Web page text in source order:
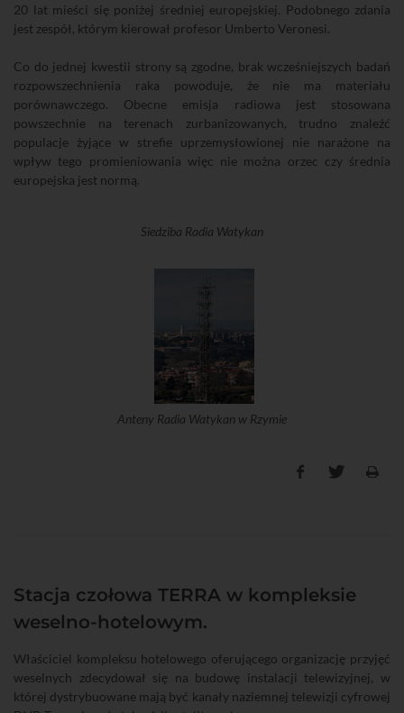
20 lat mieści się poniżej średniej europejskiej. Podobnego zdania
jest zespół, którym kierował profesor Umberto Veronesi.
Co do jednej kwestii strony są zgodne, brak wcześniejszych badań
rozpowszechnienia raka powoduje, że nie ma materiału
porównawczego. Obecne emisja radiowa jest stosowana
powszechnie na terenach zurbanizowanych, trudno znaleźć
populacje żyjące w strefie uprzemysłowionej nie narażone na
wpływ tego promieniowania więc nie można orzec czy średnia
europejska jest normą.
Siedziba Radia Watykan
Anteny Radia Watykan w Rzymie
Stacja czołowa TERRA w kompleksie
weselno-hotelowym.
Właściciel kompleksu hotelowego oferującego organizację przyjęć
weselnych zdecydował się na budowę instalacji telewizyjnej, w
której dystrybuowane mają być kanały naziemnej telewizji cyfrowej